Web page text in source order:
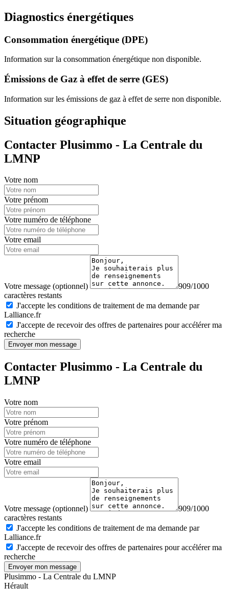
Diagnostics énergétiques
Consommation énergétique (DPE)
Information sur la consommation énergétique non disponible.
Émissions de Gaz à effet de serre (GES)
Information sur les émissions de gaz à effet de serre non disponible.
Situation géographique
Contacter Plusimmo - La Centrale du
LMNP
Votre nom
Votre prénom
Votre numéro de téléphone
Votre email
Votre message (optionnel)
909/1000
caractères restants
J'accepte les conditions de traitement de ma demande par
Lalliance.fr
J'accepte de recevoir des offres de partenaires pour accélérer ma
recherche
Envoyer mon message
Contacter Plusimmo - La Centrale du
LMNP
Votre nom
Votre prénom
Votre numéro de téléphone
Votre email
Votre message (optionnel)
909/1000
caractères restants
J'accepte les conditions de traitement de ma demande par
Lalliance.fr
J'accepte de recevoir des offres de partenaires pour accélérer ma
recherche
Envoyer mon message
Plusimmo - La Centrale du LMNP
Hérault